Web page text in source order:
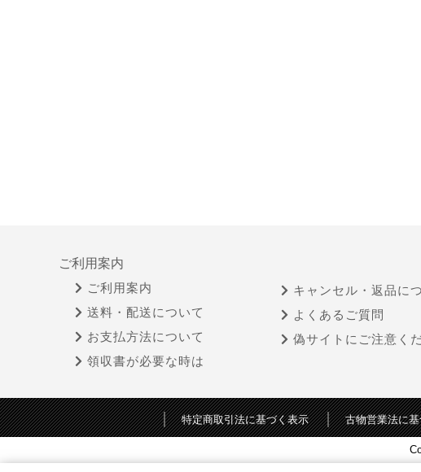
ご利用案内
ご利用案内
送料・配送について
お支払方法について
領収書が必要な時は
キャンセル・返品に
よくあるご質問
偽サイトにご注意く
特定商取引法に基づく表示 古物営業法に